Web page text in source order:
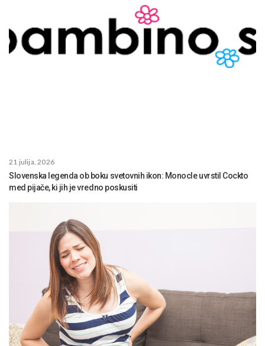
21 julija, 2026
Slovenska legenda ob boku svetovnih ikon: Monocle uvrstil Cockto
med pijače, ki jih je vredno poskusiti